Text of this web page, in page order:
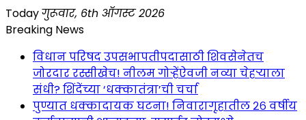
Skip
to
Todayगुरूवार, 6th ऑगस्ट 2026
Breaking News
विधान परिषद उपसभापतीपदासाठी शिवसेनेतच
जोरदार रस्सीखेच! नीलम गोऱ्हेंऐवजी नव्या चेहऱ्याला
संधी? शिंदेंच्या ‘धक्कातंत्रा’ची चर्चा
पुण्यात धक्कादायक घटना! निवारागृहातील २६ वर्षीय